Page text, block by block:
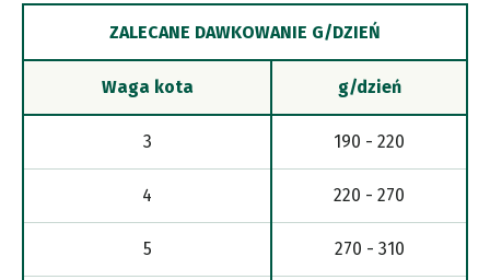
ZALECANE DAWKOWANIE G/DZIEŃ
Waga kota g/dzień
3 190 - 220
4 220 - 270
5 270 - 310